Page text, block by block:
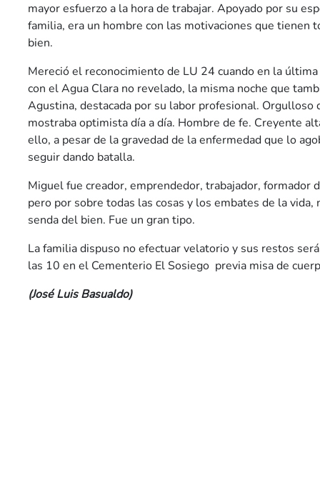
mayor esfuerzo a la hora de trabajar. Apoyado por su
familia, era un hombre con las motivaciones que tienen
bien.
Mereció el reconocimiento de LU 24 cuando en la
con el Agua Clara no revelado, la misma noche que
Agustina, destacada por su labor profesional. Orgulloso
mostraba optimista día a día. Hombre de fe. Creyente
ello, a pesar de la gravedad de la enfermedad que lo
seguir dando batalla.
Miguel fue creador, emprendedor, trabajador, formador
pero por sobre todas las cosas y los embates de la vida,
senda del bien. Fue un gran tipo.
La familia dispuso no efectuar velatorio y sus restos
las 10 en el Cementerio El Sosiego previa misa de
(José Luis Basualdo)